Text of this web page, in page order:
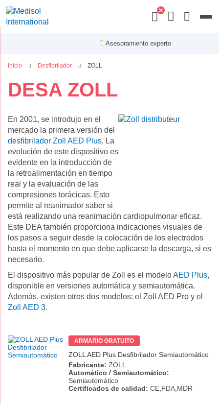
Asesoramiento experto
Inicio Desfibrilador ZOLL
DESA ZOLL
En 2001, se introdujo en el
mercado la primera versión del
desfibrilador Zoll AED Plus. La
evolución de este dispositivo es
evidente en la introducción de
la retroalimentación en tiempo
real y la evaluación de las
compresiones torácicas. Esto
permite al reanimador saber si
está realizando una reanimación cardiopulmonar eficaz.
Este DEA también proporciona indicaciones visuales de
los pasos a seguir desde la colocación de los electrodos
hasta el momento en que debe aplicarse la descarga, si es
necesario.
El dispositivo más popular de Zoll es el modeloAED Plus,
disponible en versiones automática y semiautomática.
Además, existen otros dos modelos: el Zoll AED Pro y el
Zoll AED 3.
ARMARIO GRATUITO
ZOLL AED Plus Desfibrilador Semiautomático
Fabricante: ZOLL
Automático / Semiautomático:
Semiautomático
Certificados de calidad: CE,FDA,MDR